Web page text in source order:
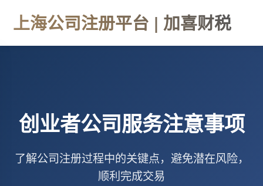
上海公司注册平台 | 加喜财税
创业者公司服务注意事项
了解公司注册过程中的关键点，避免潜在风险，
顺利完成交易